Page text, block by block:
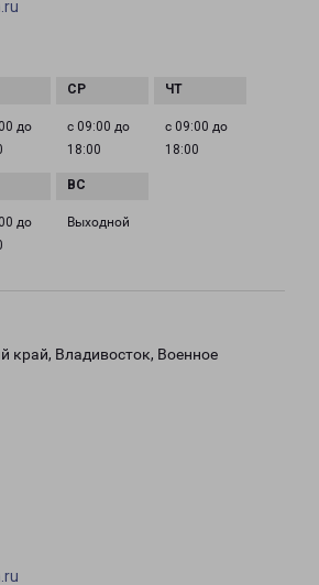
до
с 09:00 до
18:00
с 09:00 до
18:00
до
Выходной
край, Владивосток, Военное